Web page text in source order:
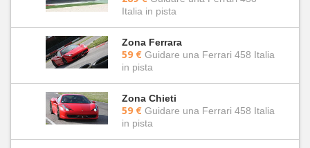
Italia in pista
Zona Ferrara
59 € Guidare una Ferrari 458 Italia
in pista
Zona Chieti
59 € Guidare una Ferrari 458 Italia
in pista